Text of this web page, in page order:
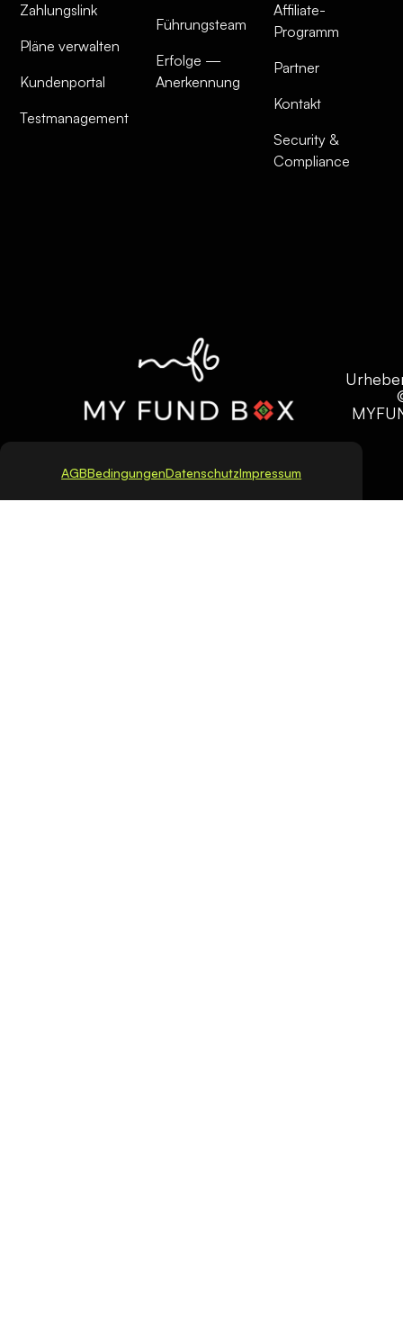
Zahlungslink
Pläne verwalten
Kundenportal
Testmanagement
Führungsteam
Erfolge —
Anerkennung
Affiliate-
Programm
Partner
Kontakt
Security &
Compliance
AGBBedingungenDatenschutzImpressum